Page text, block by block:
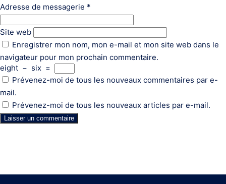
Adresse de messagerie *
Site web
Enregistrer mon nom, mon e-mail et mon site web dans le
navigateur pour mon prochain commentaire.
eight − six =
Prévenez-moi de tous les nouveaux commentaires par e-
mail.
Prévenez-moi de tous les nouveaux articles par e-mail.